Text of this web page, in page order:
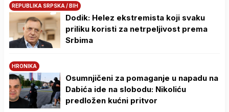
REPUBLIKA SRPSKA / BIH
Dodik: Helez ekstremista koji svaku
priliku koristi za netrpeljivost prema
Srbima
HRONIKA
Osumnjičeni za pomaganje u napadu na
Dabića ide na slobodu: Nikoliću
predložen kućni pritvor